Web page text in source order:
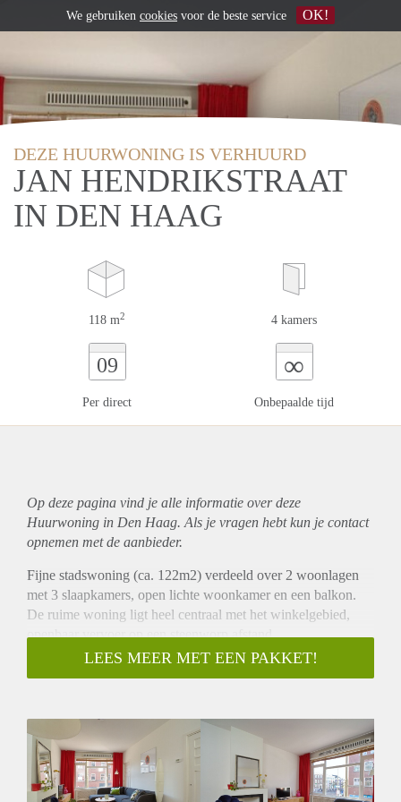
DEZE HUURWONING IS VERHUURD
JAN HENDRIKSTRAAT
IN DEN HAAG
118 m2 4 kamers
09
Per direct
∞
Onbepaalde tijd
Op deze pagina vind je alle informatie over deze
Huurwoning in Den Haag. Als je vragen hebt kun je contact
opnemen met de aanbieder.
Fijne stadswoning (ca. 122m2) verdeeld over 2 woonlagen
met 3 slaapkamers, open lichte woonkamer en een balkon.
De ruime woning ligt heel centraal met het winkelgebied,
openbaar vervoer op een steenworp afstand.
OMSCHRIJVING
Entree met meterkast op de begane grond, trap naar de 1e
gelegen aan de voorzijde. De separate keuken met
doorgeefluik naar de woonkamer, is voorzien van inbouw
apparatuur en is gelegen aan de achterzijde. De keuken geeft
toegang tot het balkon. Op deze etage bevindt zich een kamer
LEES MEER MET EEN PAKKET!
We gebruiken cookies voor de beste service OK!